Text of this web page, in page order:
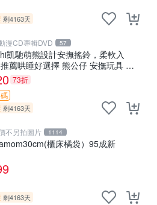
剩4163天
漫CD專輯DVD 57
凱馳萌熊設計安撫搖鈴，柔軟入
薦哄睡好選擇 熊公仔 安撫玩具 喂
73折
剩4163天
不另拍圖片 1114
櫃床橘袋）95成新
剩4163天